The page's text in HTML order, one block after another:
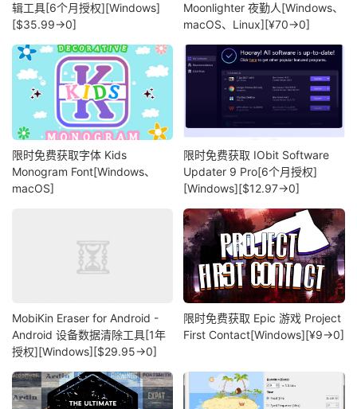
辑工具[6个月授权][Windows]
[$35.99→0]
Moonlighter 夜勤人[Windows、
macOS、Linux][¥70→0]
限时免费获取字体 Kids
Monogram Font[Windows、
macOS]
限时免费获取 IObit Software
Updater 9 Pro[6个月授权]
[Windows][$12.97→0]
MobiKin Eraser for Android -
Android 设备数据清除工具[1年
授权][Windows][$29.95→0]
限时免费获取 Epic 游戏 Project
First Contact[Windows][¥9→0]